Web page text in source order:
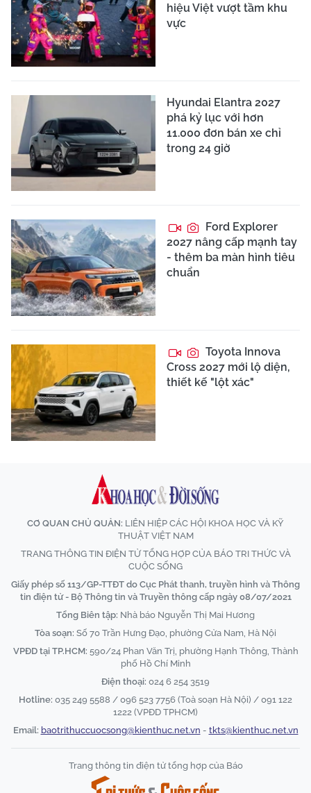
hiệu Việt vượt tầm khu
vực
Hyundai Elantra 2027
phá kỷ lục với hơn
11.000 đơn bán xe chỉ
trong 24 giờ
Ford Explorer
2027 nâng cấp mạnh tay
- thêm ba màn hình tiêu
chuẩn
Toyota Innova
Cross 2027 mới lộ diện,
thiết kế "lột xác"
CƠ QUAN CHỦ QUẢN: LIÊN HIỆP CÁC HỘI KHOA HỌC VÀ KỸ
THUẬT VIỆT NAM
TRANG THÔNG TIN ĐIỆN TỬ TỔNG HỢP CỦA BÁO TRI THỨC VÀ
CUỘC SỐNG
Giấy phép số 113/GP-TTĐT do Cục Phát thanh, truyền hình và Thông
tin điện tử - Bộ Thông tin và Truyền thông cấp ngày 08/07/2021
Tổng Biên tập: Nhà báo Nguyễn Thị Mai Hương
Tòa soạn: Số 70 Trần Hưng Đạo, phường Cửa Nam, Hà Nội
VPĐD tại TP.HCM: 590/24 Phan Văn Trị, phường Hạnh Thông, Thành
phố Hồ Chí Minh
Điện thoại: 024 6 254 3519
Hotline: 035 249 5588 / 096 523 7756 (Toà soạn Hà Nội) / 091 122
1222 (VPĐD TPHCM)
Email: baotrithuccuocsong@kienthuc.net.vn - tkts@kienthuc.net.vn
Trang thông tin điện tử tổng hợp của Báo